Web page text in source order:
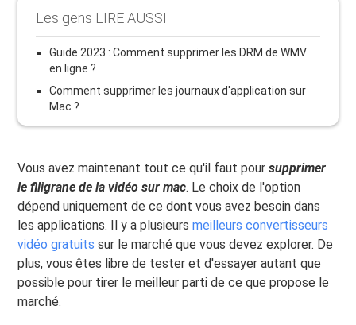
Les gens LIRE AUSSI
Guide 2023 : Comment supprimer les DRM de WMV
en ligne ?
Comment supprimer les journaux d'application sur
Mac ?
Vous avez maintenant tout ce qu'il faut poursupprimer
le filigrane de la vidéo sur mac. Le choix de l'option
dépend uniquement de ce dont vous avez besoin dans
les applications. Il y a plusieursmeilleurs convertisseurs
vidéo gratuits sur le marché que vous devez explorer. De
plus, vous êtes libre de tester et d'essayer autant que
possible pour tirer le meilleur parti de ce que propose le
marché.